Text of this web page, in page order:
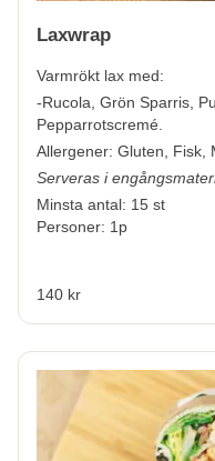
Laxwrap
Varmrökt lax med:
-Rucola, Grön Sparris,
Pepparrotscremé.
Allergener: Gluten, Fisk,
Serveras i
Minsta antal: 15 st
Personer: 1p
140 kr